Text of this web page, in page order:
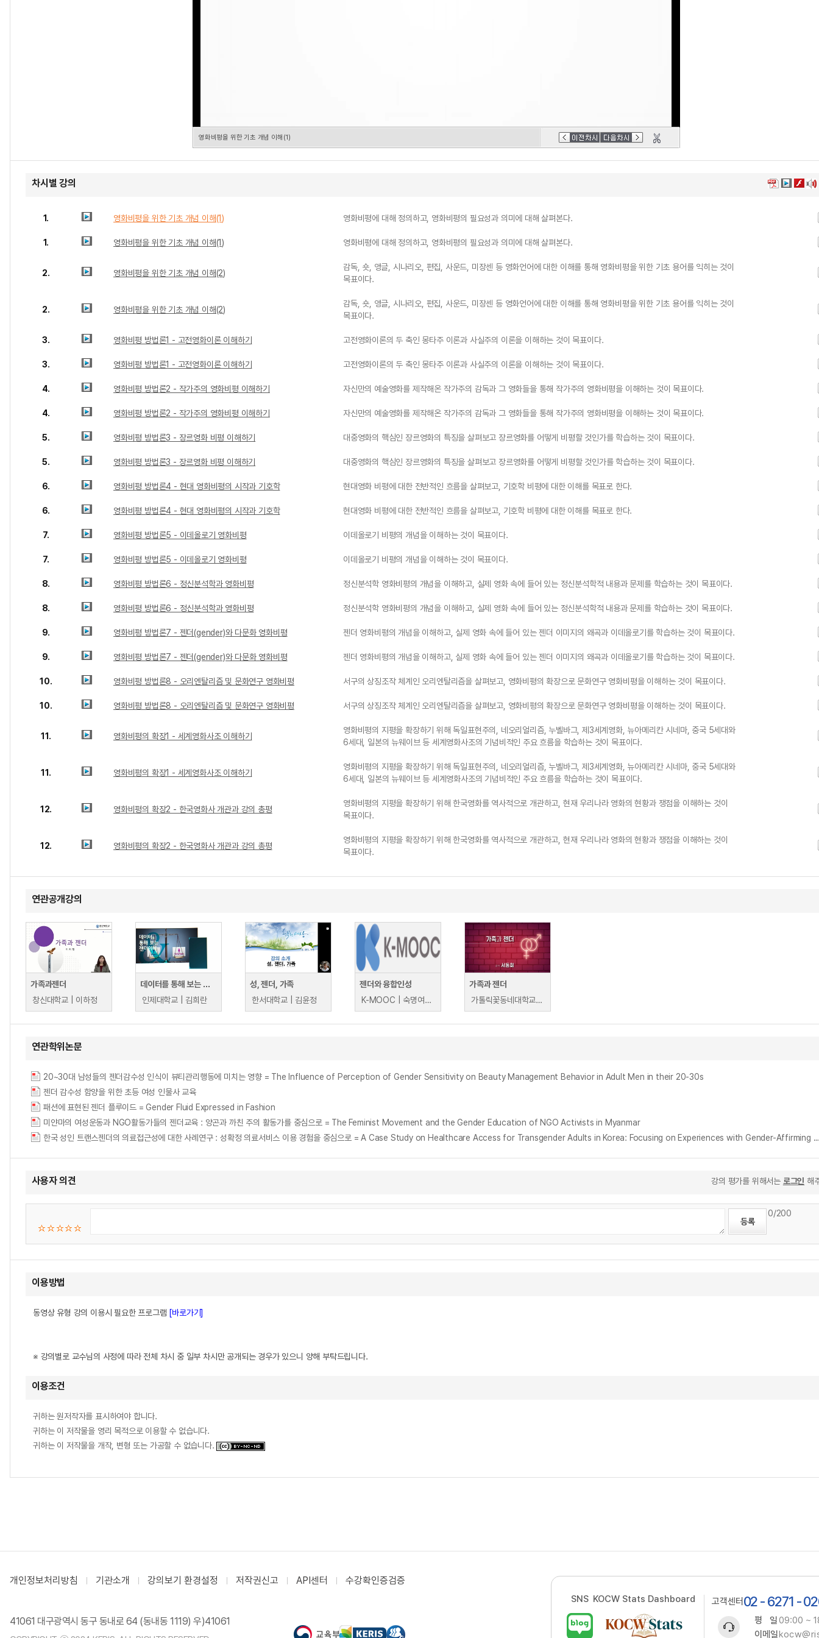
영화비평을 위한 기초 개념 이해(1)
차시별 강의
1. 영화비평을 위한 기초 개념 이해(1) 영화비평에 대해 정의하고, 영화비평의 필요성과 의미에 대해 살펴본다.
1. 영화비평을 위한 기초 개념 이해(1) 영화비평에 대해 정의하고, 영화비평의 필요성과 의미에 대해 살펴본다.
2. 영화비평을 위한 기초 개념 이해(2)
감독, 숏, 앵글, 시나리오, 편집, 사운드, 미장센 등 영화언어에 대한 이해를 통해 영화비평을 위한 기초 용어를 익히는 것이
목표이다.
2. 영화비평을 위한 기초 개념 이해(2)
감독, 숏, 앵글, 시나리오, 편집, 사운드, 미장센 등 영화언어에 대한 이해를 통해 영화비평을 위한 기초 용어를 익히는 것이
목표이다.
3. 영화비평 방법론1 - 고전영화이론 이해하기 고전영화이론의 두 축인 몽타주 이론과 사실주의 이론을 이해하는 것이 목표이다.
3. 영화비평 방법론1 - 고전영화이론 이해하기 고전영화이론의 두 축인 몽타주 이론과 사실주의 이론을 이해하는 것이 목표이다.
4. 영화비평 방법론2 - 작가주의 영화비평 이해하기 자신만의 예술영화를 제작해온 작가주의 감독과 그 영화들을 통해 작가주의 영화비평을 이해하는 것이 목표이다.
4. 영화비평 방법론2 - 작가주의 영화비평 이해하기 자신만의 예술영화를 제작해온 작가주의 감독과 그 영화들을 통해 작가주의 영화비평을 이해하는 것이 목표이다.
5. 영화비평 방법론3 - 장르영화 비평 이해하기 대중영화의 핵심인 장르영화의 특징을 살펴보고 장르영화를 어떻게 비평할 것인가를 학습하는 것이 목표이다.
5. 영화비평 방법론3 - 장르영화 비평 이해하기 대중영화의 핵심인 장르영화의 특징을 살펴보고 장르영화를 어떻게 비평할 것인가를 학습하는 것이 목표이다.
6. 영화비평 방법론4 - 현대 영화비평의 시작과 기호학 현대영화 비평에 대한 전반적인 흐름을 살펴보고, 기호학 비평에 대한 이해를 목표로 한다.
6. 영화비평 방법론4 - 현대 영화비평의 시작과 기호학 현대영화 비평에 대한 전반적인 흐름을 살펴보고, 기호학 비평에 대한 이해를 목표로 한다.
7. 영화비평 방법론5 - 이데올로기 영화비평 이데올로기 비평의 개념을 이해하는 것이 목표이다.
7. 영화비평 방법론5 - 이데올로기 영화비평 이데올로기 비평의 개념을 이해하는 것이 목표이다.
8. 영화비평 방법론6 - 정신분석학과 영화비평 정신분석학 영화비평의 개념을 이해하고, 실제 영화 속에 들어 있는 정신분석학적 내용과 문제를 학습하는 것이 목표이다.
8. 영화비평 방법론6 - 정신분석학과 영화비평 정신분석학 영화비평의 개념을 이해하고, 실제 영화 속에 들어 있는 정신분석학적 내용과 문제를 학습하는 것이 목표이다.
9. 영화비평 방법론7 - 젠더(gender)와 다문화 영화비평 젠더 영화비평의 개념을 이해하고, 실제 영화 속에 들어 있는 젠더 이미지의 왜곡과 이데올로기를 학습하는 것이 목표이다.
9. 영화비평 방법론7 - 젠더(gender)와 다문화 영화비평 젠더 영화비평의 개념을 이해하고, 실제 영화 속에 들어 있는 젠더 이미지의 왜곡과 이데올로기를 학습하는 것이 목표이다.
10. 영화비평 방법론8 - 오리엔탈리즘 및 문화연구 영화비평 서구의 상징조작 체계인 오리엔탈리즘을 살펴보고, 영화비평의 확장으로 문화연구 영화비평을 이해하는 것이 목표이다.
10. 영화비평 방법론8 - 오리엔탈리즘 및 문화연구 영화비평 서구의 상징조작 체계인 오리엔탈리즘을 살펴보고, 영화비평의 확장으로 문화연구 영화비평을 이해하는 것이 목표이다.
11. 영화비평의 확장1 - 세계영화사조 이해하기
영화비평의 지평을 확장하기 위해 독일표현주의, 네오리얼리즘, 누벨바그, 제3세계영화, 뉴아메리칸 시네마, 중국 5세대와
6세대, 일본의 뉴웨이브 등 세계영화사조의 기념비적인 주요 흐름을 학습하는 것이 목표이다.
11. 영화비평의 확장1 - 세계영화사조 이해하기
영화비평의 지평을 확장하기 위해 독일표현주의, 네오리얼리즘, 누벨바그, 제3세계영화, 뉴아메리칸 시네마, 중국 5세대와
6세대, 일본의 뉴웨이브 등 세계영화사조의 기념비적인 주요 흐름을 학습하는 것이 목표이다.
12. 영화비평의 확장2 - 한국영화사 개관과 강의 총평
영화비평의 지평을 확장하기 위해 한국영화를 역사적으로 개관하고, 현재 우리나라 영화의 현황과 쟁점을 이해하는 것이
목표이다.
12. 영화비평의 확장2 - 한국영화사 개관과 강의 총평
영화비평의 지평을 확장하기 위해 한국영화를 역사적으로 개관하고, 현재 우리나라 영화의 현황과 쟁점을 이해하는 것이
목표이다.
연관공개강의
가족과젠더
창신대학교 | 이하정
데이터를 통해 보는 젠더 이해
인제대학교 | 김희란
성, 젠더, 가족
한서대학교 | 김윤정
젠더와 융합인성
K-MOOC | 숙명여자대학교 박소진
가족과 젠더
가톨릭꽃동네대학교 | 서동희
연관학위논문
20~30대 남성들의 젠더감수성 인식이 뷰티관리행동에 미치는 영향 = The Influence of Perception of Gender Sensitivity on Beauty Management Behavior in Adult Men in their 20-30s
젠더 감수성 함양을 위한 초등 여성 인물사 교육
패션에 표현된 젠더 플루이드 = Gender Fluid Expressed in Fashion
미얀마의 여성운동과 NGO활동가들의 젠더교육 : 양곤과 까친 주의 활동가를 중심으로 = The Feminist Movement and the Gender Education of NGO Activists in Myanmar
한국 성인 트랜스젠더의 의료접근성에 대한 사례연구 : 성확정 의료서비스 이용 경험을 중심으로 = A Case Study on Healthcare Access for
사용자 의견 강의 평가를 위해서는 로그인 해
0/200
이용방법
동영상 유형 강의 이용시 필요한 프로그램 [바로가기]
※ 강의별로 교수님의 사정에 따라 전체 차시 중 일부 차시만 공개되는 경우가 있으니 양해 부탁드립니다.
이용조건
귀하는 원저작자를 표시하여야 합니다.
귀하는 이 저작물을 영리 목적으로 이용할 수 없습니다.
귀하는 이 저작물을 개작, 변형 또는 가공할 수 없습니다.
개인정보처리방침 기관소개 강의보기 환경설정 저작권신고 API센터 수강확인증검증
41061 대구광역시 동구 동내로 64 (동내동 1119) 우)41061
SNS KOCW Stats Dashboard 고객센터 02 - 6271 -
평 일09:00 ~
이메일